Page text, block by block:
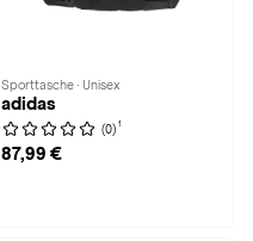
Sporttasche · Unisex
adidas
(0) 1
87,99 €